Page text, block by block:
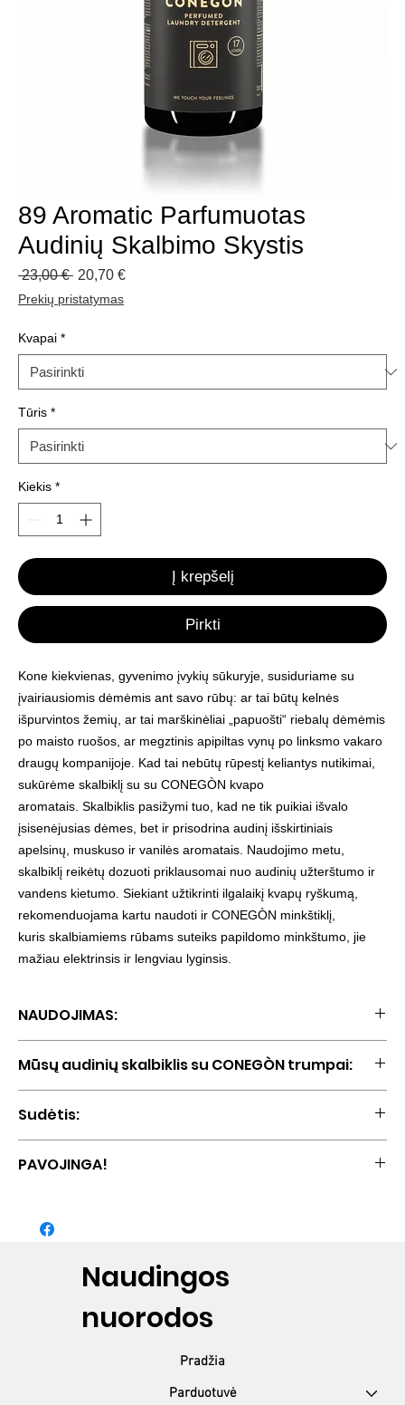
89 Aromatic Parfumuotas
Audinių Skalbimo Skystis
23,00 € Įprastinė
20,70 €Pardavimo
Prekių pristatymas
Kvapai *
Tūris *
Kiekis *
Į krepšelį
Pirkti
Kone kiekvienas, gyvenimo įvykių sūkuryje, susiduriame su
įvairiausiomis dėmėmis ant savo rūbų: ar tai būtų kelnės
išpurvintos žemių, ar tai marškinėliai „papuošti“ riebalų dėmėmis
po maisto ruošos, ar megztinis apipiltas vynų po linksmo vakaro
draugų kompanijoje. Kad tai nebūtų rūpestį keliantys nutikimai,
sukūrėme skalbiklį su su CONEGÒN kvapo
aromatais. Skalbiklis pasižymi tuo, kad ne tik puikiai išvalo
įsisenėjusias dėmes, bet ir prisodrina audinį išskirtiniais
apelsinų, muskuso ir vanilės aromatais. Naudojimo metu,
skalbiklį reikėtų dozuoti priklausomai nuo audinių užterštumo ir
vandens kietumo. Siekiant užtikrinti ilgalaikį kvapų ryškumą,
rekomenduojama kartu naudoti ir CONEGÒN minkštiklį,
kuris skalbiamiems rūbams suteiks papildomo minkštumo, jie
mažiau elektrinsis ir lengviau lyginsis.
NAUDOJIMAS:
aliejaus/riebalų, pieno, kraujo, žolės, arbatos dėmes. Galima
skalbti rankomis ir mašinoje. Rekomenduojama spalvotiems bei
juodiems audiniams.
Mūsų audinių skalbiklis su CONEGÒN trumpai:
Veiksmingai šalina riebalų, pieno, kraujo, žolės ir kitas dėmes
Taikomas spalvotiems ir juodiems audiniams
Rekomenduojama naudoti kartu su CONEGÒN minkštikliu
Sudėtis:
aktyviosios paviršiaus medžiagos (<5%), EDTA ir jos druskos
PAVOJINGA!
apsauginius drabužius, naudoti akių apsaugos
Nedelsiant kreiptis į APSINUODIJIMŲ KONTROLĖS IR
INFORMACIJOS BIURĄ / kreiptis į gydytoją. PATEKUS ANT
ODOS: Nedelsiant nuvilkti visus užterštus drabužius. Odą
nuplauti vandeniu. PATEKUS Į AKIS: kelias minutes atsargiai
pašalinti. Toliau plauti akis. Jei akių dirginimas nepraeina:
kreiptis į gydytoją. Turinį/talpą šalinti pagal nacionalinius teisės
Naudingos
nuorodos
Pradžia
Parduotuvė‏‏